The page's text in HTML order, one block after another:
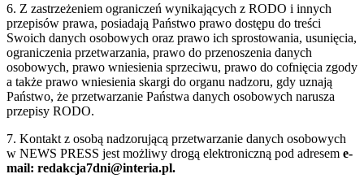
6. Z zastrzeżeniem ograniczeń wynikających z RODO i innych
przepisów prawa, posiadają Państwo prawo dostępu do treści
Swoich danych osobowych oraz prawo ich sprostowania, usunięcia,
ograniczenia przetwarzania, prawo do przenoszenia danych
osobowych, prawo wniesienia sprzeciwu, prawo do cofnięcia zgody
a także prawo wniesienia skargi do organu nadzoru, gdy uznają
Państwo, że przetwarzanie Państwa danych osobowych narusza
przepisy RODO.
7. Kontakt z osobą nadzorującą przetwarzanie danych osobowych
w NEWS PRESS jest możliwy drogą elektroniczną pod adresem e-
mail: redakcja7dni@interia.pl.